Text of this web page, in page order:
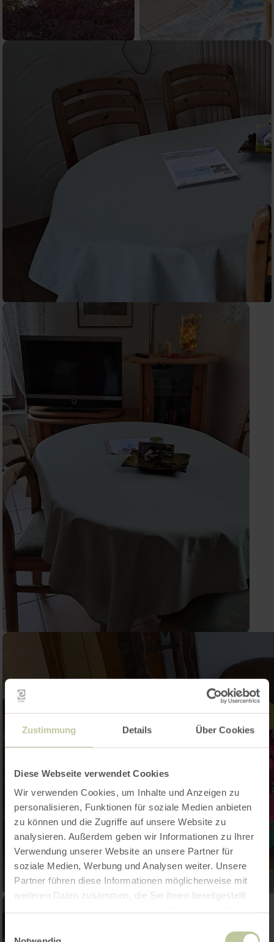
Zustimmung Details Über Cookies
Diese Webseite verwendet Cookies
Wir verwenden Cookies, um Inhalte und Anzeigen zu
personalisieren, Funktionen für soziale Medien anbieten
zu können und die Zugriffe auf unsere Website zu
analysieren. Außerdem geben wir Informationen zu Ihrer
Verwendung unserer Website an unsere Partner für
soziale Medien, Werbung und Analysen weiter. Unsere
Partner führen diese Informationen möglicherweise mit
weiteren Daten zusammen, die Sie ihnen bereitgestellt